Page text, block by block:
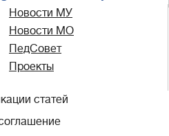
Новости МУ
Новости МО
ПедСовет
Проекты
статей